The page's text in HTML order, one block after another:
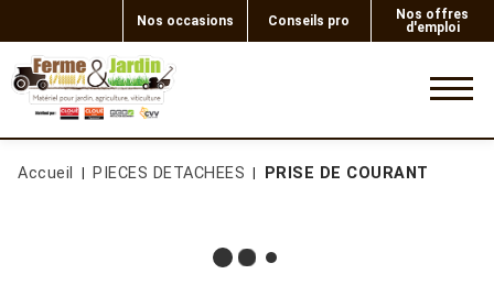
Nos occasions Conseils pro
Nos offres
d'emploi
Accueil PIECES DETACHEES PRISE DE COURANT